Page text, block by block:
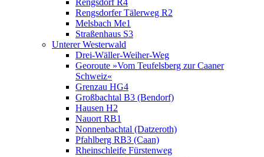
Rengsdorf R4
Rengsdorfer Tälerweg R2
Melsbach Me1
Straßenhaus S3
Unterer Westerwald
Drei-Wäller-Weiher-Weg
Georoute »Vom Teufelsberg zur Caaner
Schweiz«
Grenzau HG4
Großbachtal B3 (Bendorf)
Hausen H2
Nauort RB1
Nonnenbachtal (Datzeroth)
Pfahlberg RB3 (Caan)
Rheinschleife Fürstenweg